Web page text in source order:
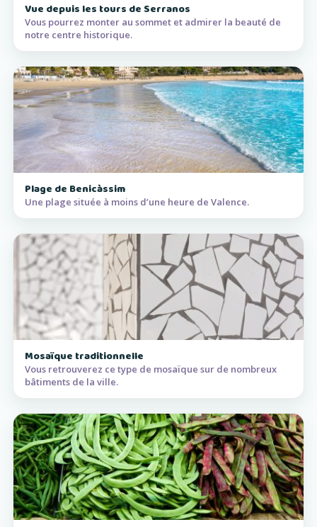
Vue depuis les tours de Serranos
Vous pourrez monter au sommet et admirer la beauté de
notre centre historique.
Plage de Benicàssim
Une plage située à moins d’une heure de Valence.
Mosaïque traditionnelle
Vous retrouverez ce type de mosaïque sur de nombreux
bâtiments de la ville.